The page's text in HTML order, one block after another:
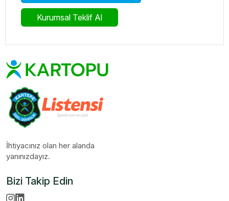
Kurumsal Teklif Al
İhtiyacınız olan her alanda
yanınızdayız.
Bizi Takip Edin